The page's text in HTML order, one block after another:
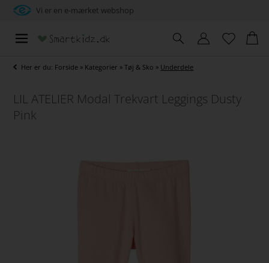
Vi er en e-mærket webshop
Her er du: Forside » Kategorier »Tøj & Sko » Underdele
LIL ATELIER Modal Trekvart Leggings Dusty
Pink